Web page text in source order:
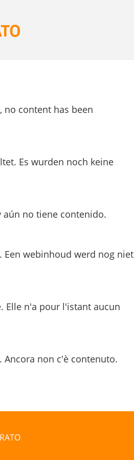
no content has been
Es wurden noch keine
aún no tiene contenido.
Een webinhoud werd nog niet
Elle n'a pour l'istant aucun
non c'è contenuto.